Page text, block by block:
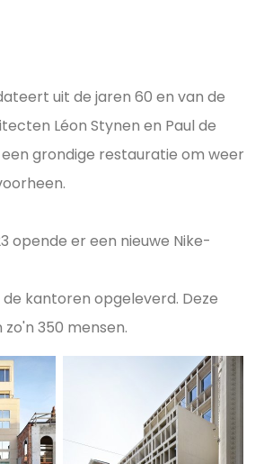
uit de jaren 60 en van de
Léon Stynen en Paul de
grondige restauratie om weer
opende er een nieuwe Nike-
de kantoren opgeleverd. Deze
350 mensen.